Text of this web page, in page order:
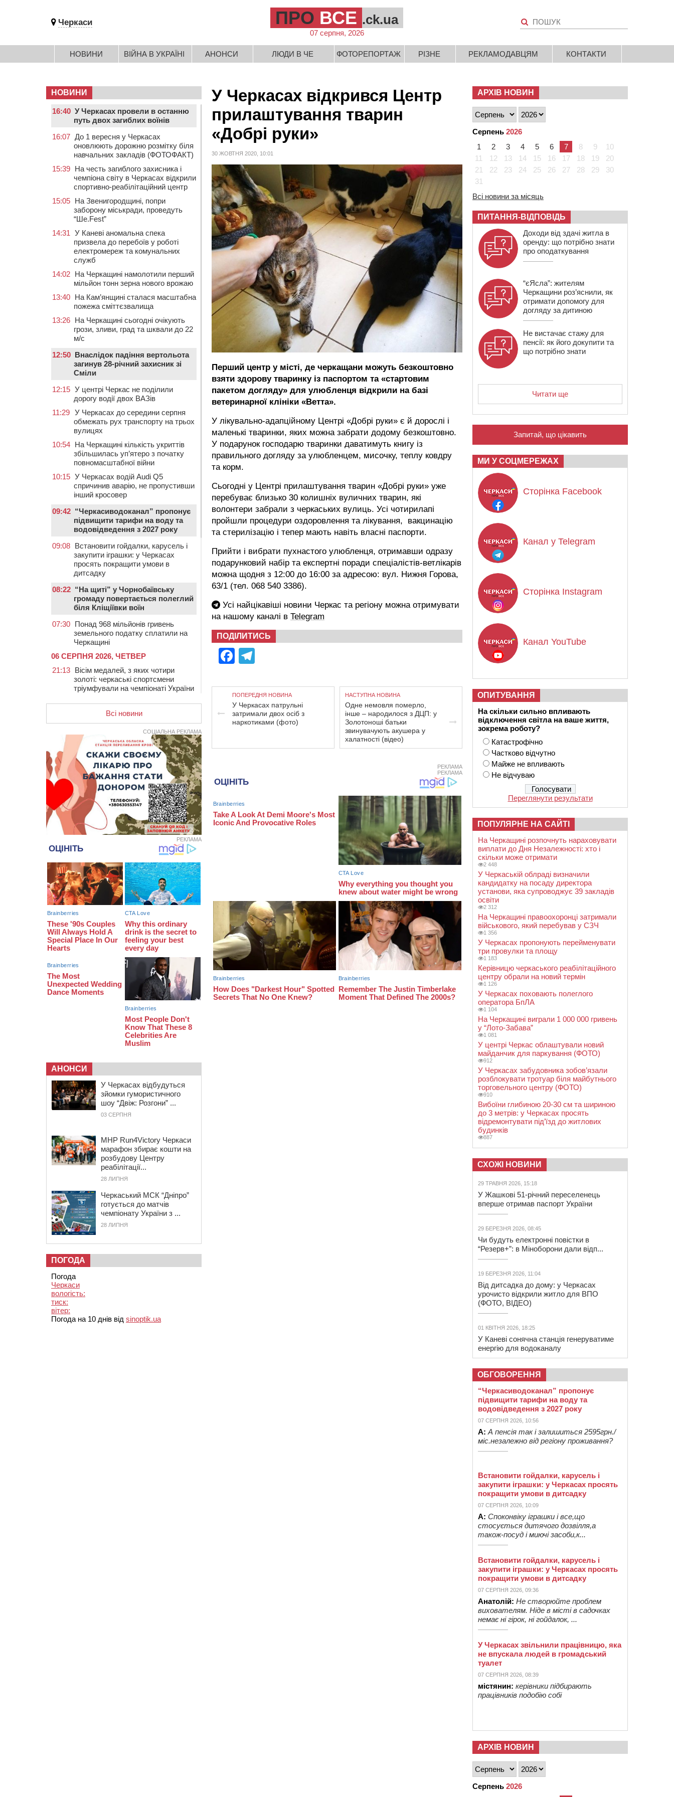
Черкаси ПРО ВСЕ .ck.ua
07 серпня, 2026
НОВИНИ ВІЙНА В УКРАЇНІ АНОНСИ ЛЮДИ В ЧЕ ФОТОРЕПОРТАЖ РІЗНЕ РЕКЛАМОДАВЦЯМ КОНТАКТИ
У Черкасах відкрився Центр
прилаштування тварин
«Добрі руки»
30 ЖОВТНЯ 2020, 10:01
Перший центр у місті, де черкащани можуть безкоштовно
взяти здорову тваринку із паспортом та «стартовим
пакетом догляду» для улюбленця відкрили на базі
ветеринарної клініки «Ветта».
У лікувально-адапційному Центрі «Добрі руки» є й дорослі і
маленькі тваринки, яких можна забрати додому безкоштовно.
У подарунок господарю тваринки даватимуть книгу із
правильного догляду за улюбленцем, мисочку, теплу ковдру
та корм.
Сьогодні у Центрі прилаштування тварин «Добрі руки» уже
перебуває близько 30 колишніх вуличних тварин, які
волонтери забрали з черкаських вулиць. Усі чотирилапі
пройшли процедури оздоровлення та лікування, вакцинацію
та стерилізацію і тепер мають навіть власні паспорти.
Прийти і вибрати пухнастого улюбленця, отримавши одразу
подарунковий набір та експертні поради спеціалістів-ветлікарів
можна щодня з 12:00 до 16:00 за адресою: вул. Нижня Горова,
63/1 (тел. 068 540 3386).
Усі найцікавіші новини Черкас та регіону можна отримувати
на нашому каналі в Telegram
ПОДІЛИТИСЬ
Facebook
ПОПЕРЕДНЯ НОВИНА
У Черкасах патрульні
затримали двох осіб з
наркотиками (фото)
НАСТУПНА НОВИНА
Одне немовля померло,
інше – народилося з ДЦП: у
Золотоноші батьки
звинувачують акушера у
халатності (відео)
РЕКЛАМА
РЕКЛАМА
НОВИНИ
16:40 У Черкасах провели в останню
путь двох загиблих воїнів
16:07 До 1 вересня у Черкасах
оновлюють дорожню розмітку біля
навчальних закладів (ФОТОФАКТ)
15:39 На честь загиблого захисника і
чемпіона світу в Черкасах відкрили
спортивно-реабілітаційний центр
15:05 На Звенигородщині, попри
заборону міськради, проведуть
“Ше.Fest”
14:31 У Каневі аномальна спека
призвела до перебоїв у роботі
електромереж та комунальних
служб
14:02 На Черкащині намолотили перший
мільйон тонн зерна нового врожаю
13:40 На Кам’янщині сталася масштабна
пожежа сміттєзвалища
13:26 На Черкащині сьогодні очікують
грози, зливи, град та шквали до 22
м/с
12:50 Внаслідок падіння вертольота
загинув 28-річний захисник зі
Сміли
12:15 У центрі Черкас не поділили
дорогу водії двох ВАЗів
11:29 У Черкасах до середини серпня
обмежать рух транспорту на трьох
вулицях
10:54 На Черкащині кількість укриттів
збільшилась уп’ятеро з початку
повномасштабної війни
10:15 У Черкасах водій Audi Q5
спричинив аварію, не пропустивши
інший кросовер
09:42 “Черкасиводоканал” пропонує
підвищити тарифи на воду та
водовідведення з 2027 року
09:08 Встановити гойдалки, карусель і
закупити іграшки: у Черкасах
просять покращити умови в
дитсадку
08:22 “На щиті” у Чорнобаївську
громаду повертається полеглий
біля Кліщіївки воїн
07:30 Понад 968 мільйонів гривень
земельного податку сплатили на
Черкащині
06 СЕРПНЯ 2026, ЧЕТВЕР
21:13 Вісім медалей, з яких чотири
золоті: черкаські спортсмени
тріумфували на чемпіонаті України
20:31 На Черкащині спека
протримається ще день
20:00 Педагогів Черкас запрошують на
зустріч із переможцем Global
Teacher Prize Ukraine 2023
19:24
У Черкасах водійка протаранила
Duster, коли здавала назад
18:50
На Черкащині з початку року
зросла кількість постраждалих від
укусів тварин
18:15
Черкаська тренувальна квартира
стала прикладом для громад з
усієї України
17:40 ЧНУ увійшов до 50
найпопулярніших вишів України
серед вступників
17:07 На Хімселищі у Черкасах
облаштували новий контейнерний
майданчик
Всі новини
СОЦІАЛЬНА РЕКЛАМА
РЕКЛАМА
АНОНСИ
У Черкасах відбудуться
зйомки гумористичного
шоу “Двіж: Розгони” ...
03 СЕРПНЯ
MHP Run4Victory Черкаси
марафон збирає кошти на
розбудову Центру
реабілітації...
28 ЛИПНЯ
Черкаський МСК “Дніпро”
готується до матчів
чемпіонату України з ...
28 ЛИПНЯ
ПОГОДА
Погода
Черкаси
вологість:
тиск:
вітер:
Погода на 10 днів від sinoptik.ua
АРХІВ НОВИН
Серпень 2026
1
2 3 4 5 6 7 8 9
10
11
12 13 14 15 16 17 18 19
20
21
22 23 24 25 26 27 28 29
30
31
Всі новини за місяць
ПИТАННЯ-ВІДПОВІДЬ
Доходи від здачі житла в
оренду: що потрібно знати
про оподаткування
“єЯсла”: жителям
Черкащини роз’яснили, як
отримати допомогу для
догляду за дитиною
Не вистачає стажу для
пенсії: як його докупити та
що потрібно знати
Читати ще
Запитай, що цікавить
МИ У СОЦМЕРЕЖАХ
Сторінка Facebook
Канал у Telegram
Сторінка Instagram
Канал YouTube
ОПИТУВАННЯ
На скільки сильно впливають
відключення світла на ваше життя,
зокрема роботу?
Катастрофічно
Частково відчутно
Майже не впливають
Не відчуваю
Переглянути результати
ПОПУЛЯРНЕ НА САЙТІ
На Черкащині розпочнуть нараховувати
виплати до Дня Незалежності: хто і
скільки може отримати
2 448
У Черкаській облраді визначили
кандидатку на посаду директора
установи, яка супроводжує 39 закладів
освіти
2 312
На Черкащині правоохоронці затримали
військового, який перебував у СЗЧ
1 356
У Черкасах пропонують перейменувати
три провулки та площу
1 183
Керівницю черкаського реабілітаційного
центру обрали на новий термін
1 126
У Черкасах поховають полеглого
оператора БпЛА
1 104
На Черкащині виграли 1 000 000 гривень
у “Лото-Забава”
1 081
У центрі Черкас облаштували новий
майданчик для паркування (ФОТО)
912
У Черкасах забудовника зобов’язали
розблокувати тротуар біля майбутнього
торговельного центру (ФОТО)
910
Вибоїни глибиною 20-30 см та шириною
до 3 метрів: у Черкасах просять
відремонтувати під’їзд до житлових
будинків
887
СХОЖІ НОВИНИ
29 ТРАВНЯ 2026, 15:18
У Жашкові 51-річний переселенець
вперше отримав паспорт України
29 БЕРЕЗНЯ 2026, 08:45
Чи будуть електронні повістки в
“Резерв+”: в Міноборони дали відп...
19 БЕРЕЗНЯ 2026, 11:04
Від дитсадка до дому: у Черкасах
урочисто відкрили житло для ВПО
(ФОТО, ВІДЕО)
01 КВІТНЯ 2026, 18:25
У Каневі сонячна станція генеруватиме
енергію для водоканалу
ОБГОВОРЕННЯ
“Черкасиводоканал” пропонує
підвищити тарифи на воду та
водовідведення з 2027 року
07 СЕРПНЯ 2026, 10:56
А: А пенсія так і залишиться 2595грн./
міс.незалежно від регіону проживання?
Встановити гойдалки, карусель і
закупити іграшки: у Черкасах просять
покращити умови в дитсадку
07 СЕРПНЯ 2026, 10:09
А: Споконвіку іграшки і все,що
стосується дитячого дозвілля,а
також-посуд і миючі засоби,к...
Встановити гойдалки, карусель і
закупити іграшки: у Черкасах просять
покращити умови в дитсадку
07 СЕРПНЯ 2026, 09:36
Анатолій: Не створюйте проблем
вихователям. Ніде в місті в садочках
немає ні гірок, ні гойдалок, ...
У Черкасах звільнили працівницю, яка
не впускала людей в громадський
туалет
07 СЕРПНЯ 2026, 08:39
містянин: керівники підбирають
працівників подобію собі
АРХІВ НОВИН
Серпень 2026